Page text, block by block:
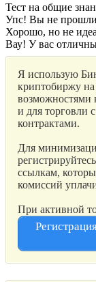
Тест на общие
Упс! Вы не прошли
Хорошо, но не
Вау! У вас
Я использую
криптобиржу
возможностями
и для торговли
контрактами.
Для
ссылкам,
комиссий
При активной